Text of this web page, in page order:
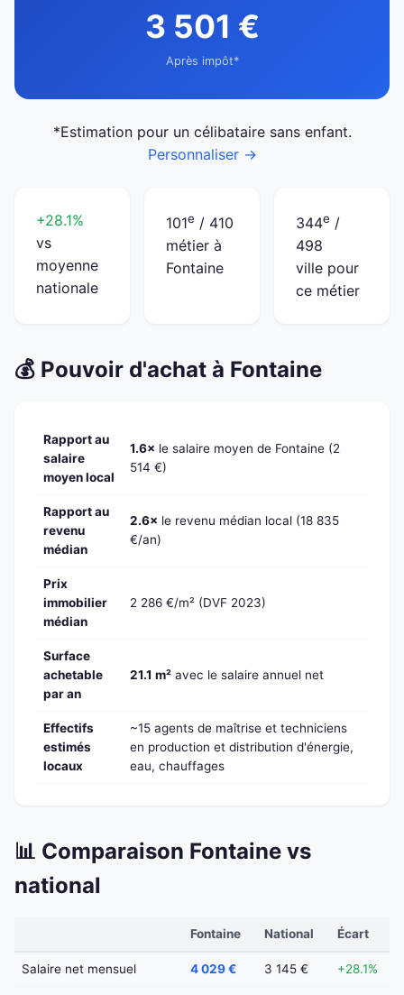
3 501 €
Après impôt*
*Estimation pour un célibataire sans enfant.
Personnaliser →
+28.1%
vs
moyenne
nationale
101e / 410
métier à
Fontaine
344e /
498
ville pour
ce métier
💰 Pouvoir d'achat à Fontaine
Rapport au
salaire
moyen local
1.6× le salaire moyen de Fontaine (2
514 €)
Rapport au
revenu
médian
2.6× le revenu médian local (18 835
€/an)
Prix
immobilier
médian
2 286 €/m² (DVF 2023)
Surface
achetable
par an
21.1 m² avec le salaire annuel net
Effectifs
estimés
locaux
~15 agents de maîtrise et techniciens
en production et distribution d'énergie,
eau, chauffages
📊 Comparaison Fontaine vs
national
Fontaine National Écart
Salaire net mensuel 4 029 € 3 145 € +28.1%